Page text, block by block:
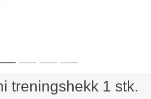
treningshekk 1 stk.